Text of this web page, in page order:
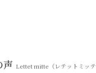
Lettet mitte（レテットミッテ